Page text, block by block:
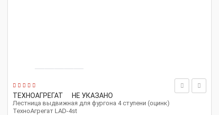
ТЕХНОАГРЕГАТ НЕ УКАЗАНО
Лестница выдвижная для фургона 4 ступени (оцинк)
ТехноАгрегат LAD-4st